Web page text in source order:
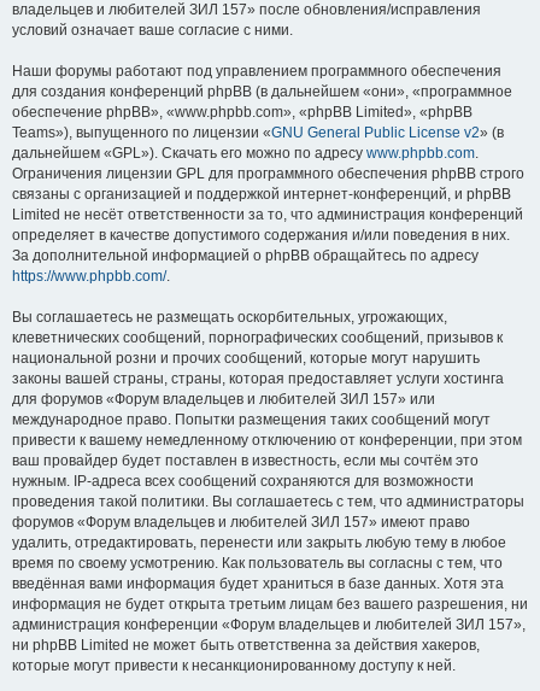
владельцев и любителей ЗИЛ 157» после обновления/исправления
условий означает ваше согласие с ними.
Наши форумы работают под управлением программного обеспечения
для создания конференций phpBB (в дальнейшем «они», «программное
обеспечение phpBB», «www.phpbb.com», «phpBB Limited», «phpBB
Teams»), выпущенного по лицензии «GNU General Public License v2» (в
дальнейшем «GPL»). Скачать его можно по адресу www.phpbb.com.
Ограничения лицензии GPL для программного обеспечения phpBB строго
связаны с организацией и поддержкой интернет-конференций, и phpBB
Limited не несёт ответственности за то, что администрация конференций
определяет в качестве допустимого содержания и/или поведения в них.
За дополнительной информацией о phpBB обращайтесь по адресу
https://www.phpbb.com/.
Вы соглашаетесь не размещать оскорбительных, угрожающих,
клеветнических сообщений, порнографических сообщений, призывов к
национальной розни и прочих сообщений, которые могут нарушить
законы вашей страны, страны, которая предоставляет услуги хостинга
для форумов «Форум владельцев и любителей ЗИЛ 157» или
международное право. Попытки размещения таких сообщений могут
привести к вашему немедленному отключению от конференции, при этом
ваш провайдер будет поставлен в известность, если мы сочтём это
нужным. IP-адреса всех сообщений сохраняются для возможности
проведения такой политики. Вы соглашаетесь с тем, что администраторы
форумов «Форум владельцев и любителей ЗИЛ 157» имеют право
удалить, отредактировать, перенести или закрыть любую тему в любое
время по своему усмотрению. Как пользователь вы согласны с тем, что
введённая вами информация будет храниться в базе данных. Хотя эта
информация не будет открыта третьим лицам без вашего разрешения, ни
администрация конференции «Форум владельцев и любителей ЗИЛ 157»,
ни phpBB Limited не может быть ответственна за действия хакеров,
которые могут привести к несанкционированному доступу к ней.